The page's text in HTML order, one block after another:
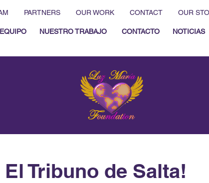
PARTNERS OUR WORK CONTACT OUR
NUESTRO TRABAJO CONTACTO NOTICIAS
Tribuno de Salta!